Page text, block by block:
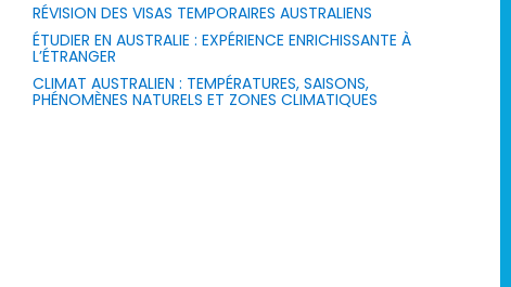
RÉVISION DES VISAS TEMPORAIRES AUSTRALIENS
ÉTUDIER EN AUSTRALIE : EXPÉRIENCE ENRICHISSANTE À
L’ÉTRANGER
CLIMAT AUSTRALIEN : TEMPÉRATURES, SAISONS,
PHÉNOMÈNES NATURELS ET ZONES CLIMATIQUES